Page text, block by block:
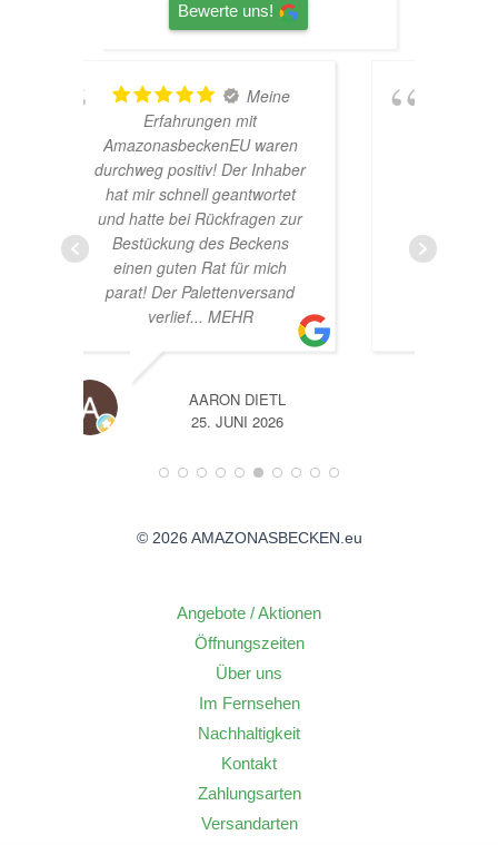
Bewerte uns!
Hardscape im Laden und
sehr nette Beratung! Ich bin
super Glücklich mit meinem
Beståbecken
14. JUNI 2026
© 2026 AMAZONASBECKEN.eu
Angebote / Aktionen
Öffnungszeiten
Über uns
Im Fernsehen
Nachhaltigkeit
Kontakt
Zahlungsarten
Versandarten